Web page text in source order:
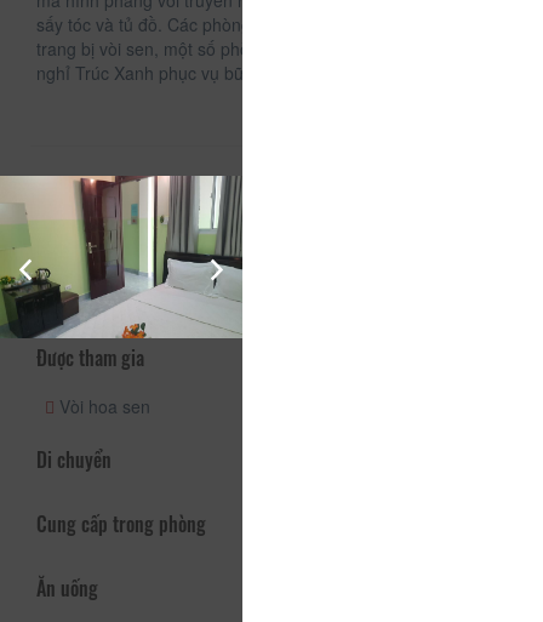
sấy tóc và tủ đồ. Các phòng đều có phòng tắm riêng được
trang bị vòi sen, một số phòng có cả khu vực ghế ngồi. Nhà
nghỉ Trúc Xanh phục vụ bữa ăn món Á và ăn chay.
Dịch vụ - Tiện ích
Truy cập Internet
Hoạt động và Thư giãn
Được tham gia
Vòi hoa sen
Di chuyển
Cung cấp trong phòng
Ăn uống